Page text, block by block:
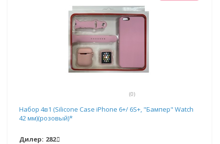
(0)
Набор 4в1 (Silicone Case iPhone 6+/ 6S+, "Бампер" Watch
42 мм)(розовый)*
Дилер: 282